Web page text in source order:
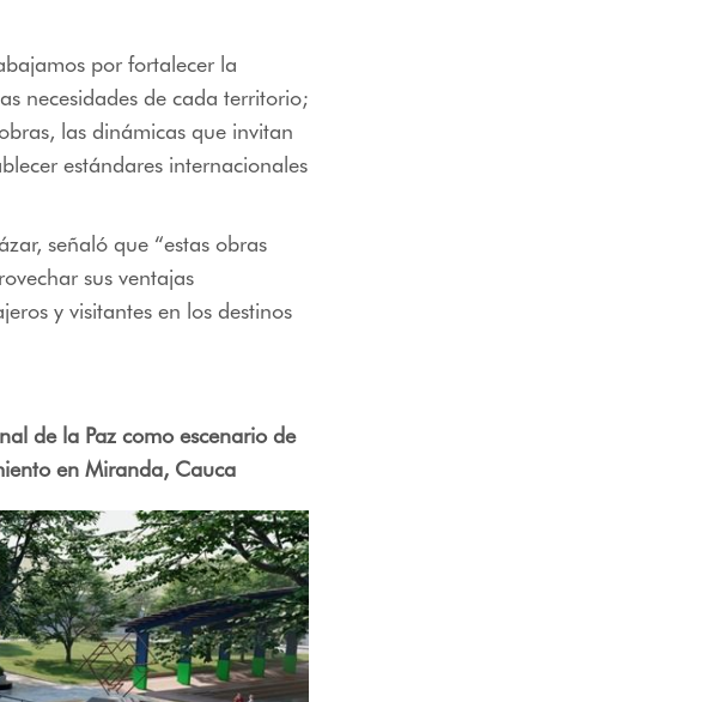
por fortalecer la
necesidades de cada territorio;
las dinámicas que invitan
estándares internacionales
señaló que “estas obras
sus ventajas
y visitantes en los destinos
de la Paz como escenario de
en Miranda, Cauca